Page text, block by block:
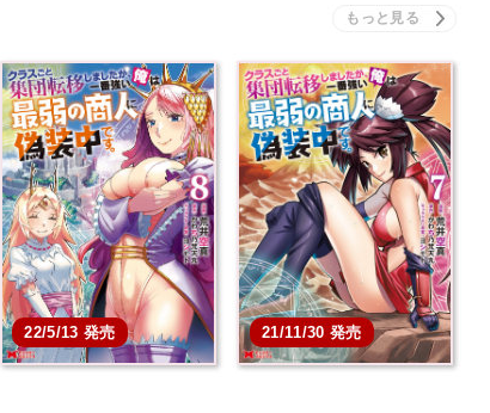
22/5/13 発売 21/11/30 発売